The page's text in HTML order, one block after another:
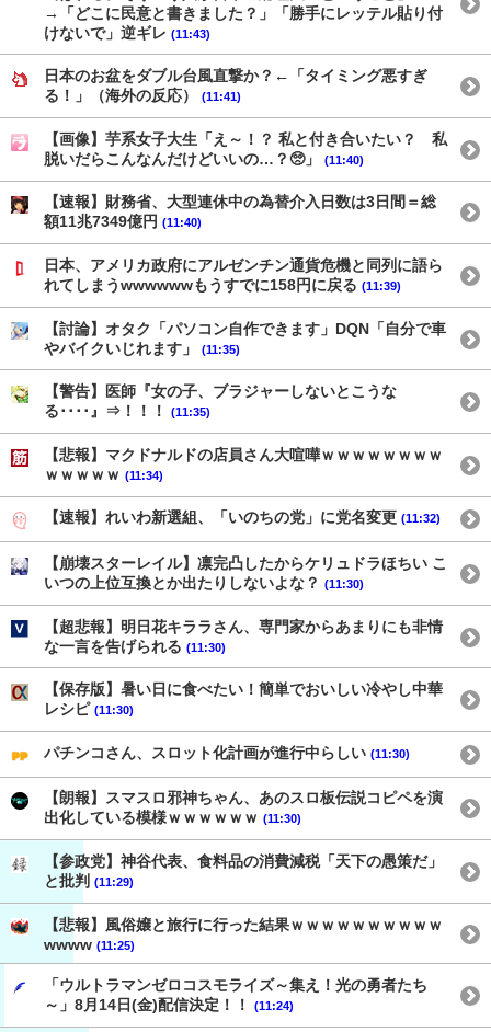
→「どこに民意と書きました？」「勝手にレッテル貼り付
けないで」逆ギレ (11:43)
日本のお盆をダブル台風直撃か？←「タイミング悪すぎ
る！」（海外の反応）
(11:41)
【画像】芋系女子大生「え～！？ 私と付き合いたい？ 私
脱いだらこんなんだけどいいの…？🥺」
(11:40)
【速報】財務省、大型連休中の為替介入日数は3日間＝総
額11兆7349億円 (11:40)
日本、アメリカ政府にアルゼンチン通貨危機と同列に語ら
れてしまうwwwwwwもうすでに158円に戻る (11:39)
【討論】オタク「パソコン自作できます」DQN「自分で車
やバイクいじれます」
(11:35)
【警告】医師『女の子、ブラジャーしないとこうな
る････』⇒！！！
(11:35)
【悲報】マクドナルドの店員さん大喧嘩ｗｗｗｗｗｗｗｗ
ｗｗｗｗｗ (11:34)
【速報】れいわ新選組、「いのちの党」に党名変更 (11:32)
【崩壊スターレイル】凛完凸したからケリュドラほちい こ
いつの上位互換とか出たりしないよな？ (11:30)
【超悲報】明日花キララさん、専門家からあまりにも非情
な一言を告げられる (11:30)
【保存版】暑い日に食べたい！簡単でおいしい冷やし中華
レシピ (11:30)
パチンコさん、スロット化計画が進行中らしい (11:30)
【朗報】スマスロ邪神ちゃん、あのスロ板伝説コピペを演
出化している模様ｗｗｗｗｗｗ (11:30)
【参政党】神谷代表、食料品の消費減税「天下の愚策だ」
と批判 (11:29)
【悲報】風俗嬢と旅行に行った結果ｗｗｗｗｗｗｗｗｗｗ
wwww (11:25)
「ウルトラマンゼロコスモライズ～集え！光の勇者たち
～」8月14日(金)配信決定！！
(11:24)